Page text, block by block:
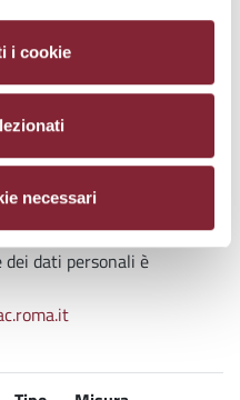
i cookie
necessari
pro-tempore, con sede
45 - 00176. Per esercitare i
specificati sopra sarà
indirizzo:
Protezione
dei dati personali è